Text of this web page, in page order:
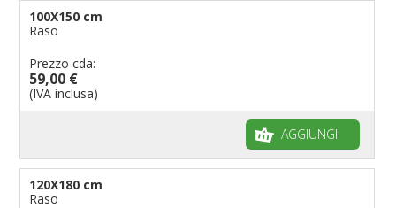
100X150 cm
Raso
Prezzo cda:
59,00 €
(IVA inclusa)
AGGIUNGI
120X180 cm
Raso